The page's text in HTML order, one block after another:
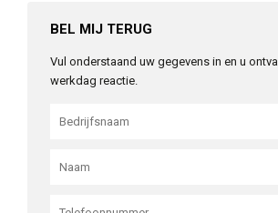
BEL MIJ TERUG
Vul onderstaand uw gegevens in en u
werkdag reactie.